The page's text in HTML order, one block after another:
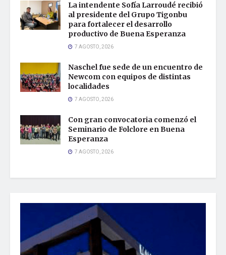
La intendente Sofía Larroudé recibió
al presidente del Grupo Tigonbu
para fortalecer el desarrollo
productivo de Buena Esperanza
7 AGOSTO, 2026
Naschel fue sede de un encuentro de
Newcom con equipos de distintas
localidades
7 AGOSTO, 2026
Con gran convocatoria comenzó el
Seminario de Folclore en Buena
Esperanza
7 AGOSTO, 2026